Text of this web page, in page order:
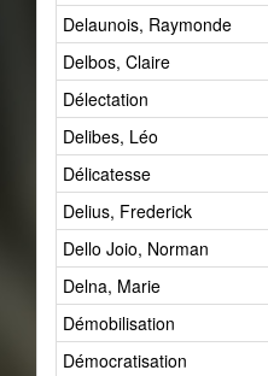
Delaunois, Raymonde
Delbos, Claire
Délectation
Delibes, Léo
Délicatesse
Delius, Frederick
Dello Joio, Norman
Delna, Marie
Démobilisation
Démocratisation